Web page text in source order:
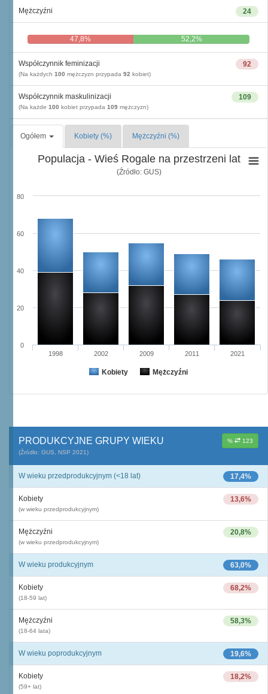
24
Mężczyźni
47,8% 52,2%
92
Współczynnik feminizacji
(Na każdych 100 mężczyzn przypada 92 kobiet)
109
Współczynnik maskulinizacji
(Na każde 100 kobiet przypada 109 mężczyzn)
Ogółem Kobiety (%) Mężczyźni (%)
Populacja - Wieś Rogale na przestrzeni lat
(Źródło: GUS)
Kobiety Mężczyźni
1998 2002 2009 2011 2021
0
20
40
60
80
% 123
PRODUKCYJNE GRUPY WIEKU
(Źródło: GUS, NSP 2021)
17,4%
W wieku przedprodukcyjnym (<18 lat)
13,6%
Kobiety
(w wieku przedprodukcyjnym)
20,8%
Mężczyźni
(w wieku przedprodukcyjnym)
63,0%
W wieku produkcyjnym
68,2%
Kobiety
(18-59 lat)
58,3%
Mężczyźni
(18-64 lata)
19,6%
W wieku poprodukcyjnym
18,2%
Kobiety
(59+ lat)